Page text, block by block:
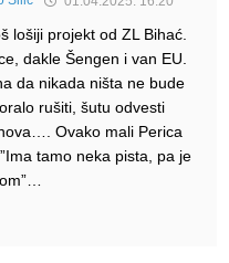
lošiji projekt od ZL Bihać.
dakle Šengen i van EU.
da nikada ništa ne bude
rušiti, šutu odvesti
Ovako mali Perica
tamo neka pista, pa je